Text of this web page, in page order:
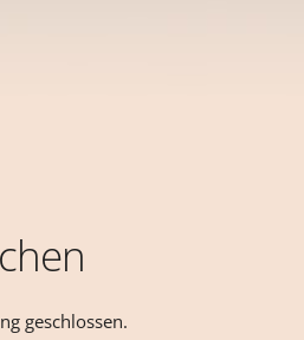
geschlossen.